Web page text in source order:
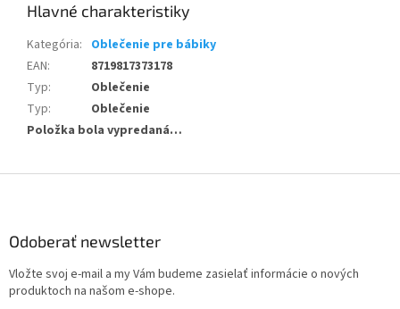
Kategória: Oblečenie pre bábiky
EAN:
8719817373178
Typ:
Oblečenie
Typ:
Oblečenie
Položka bola vypredaná…
Odoberať newsletter
Vložte svoj e-mail a my Vám budeme zasielať informácie o nových
produktoch na našom e-shope.